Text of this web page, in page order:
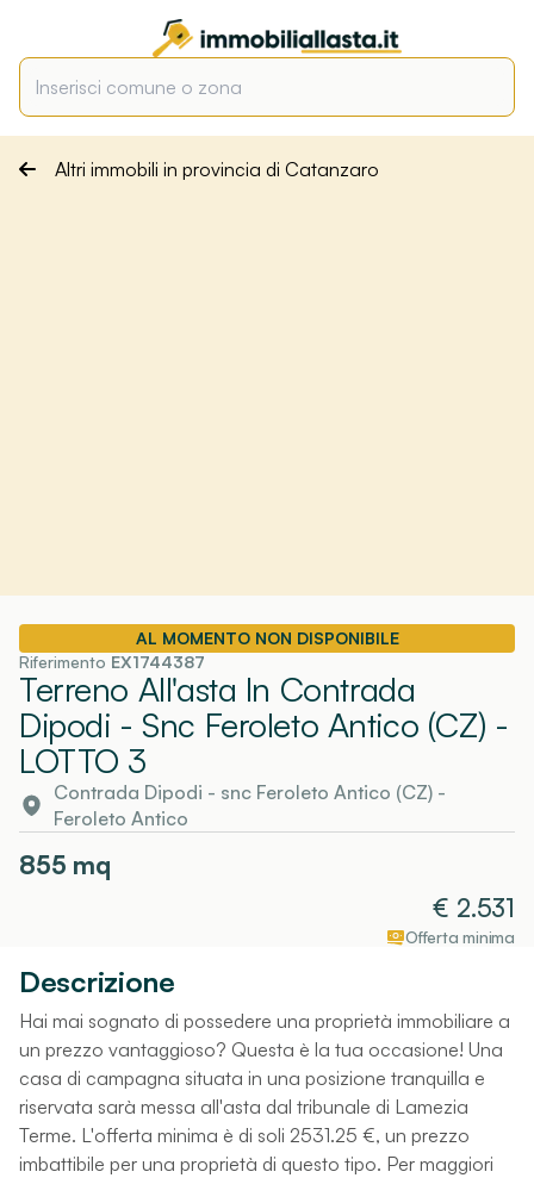
Altri immobili in provincia di Catanzaro
AL MOMENTO NON DISPONIBILE
Riferimento EX1744387
Terreno All'asta In Contrada
Dipodi - Snc Feroleto Antico (CZ) -
LOTTO 3
Contrada Dipodi - snc Feroleto Antico (CZ)-
Feroleto Antico
855 mq
€ 2.531
Offerta minima
Descrizione
Hai mai sognato di possedere una proprietà immobiliare a
un prezzo vantaggioso? Questa è la tua occasione! Una
casa di campagna situata in una posizione tranquilla e
riservata sarà messa all'asta dal tribunale di Lamezia
Terme. L'offerta minima è di soli 2531.25 €, un prezzo
imbattibile per una proprietà di questo tipo. Per maggiori